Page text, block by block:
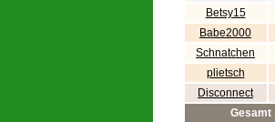
Betsy15
Babe2000
Schnatchen
plietsch
Disconnect
Gesamt